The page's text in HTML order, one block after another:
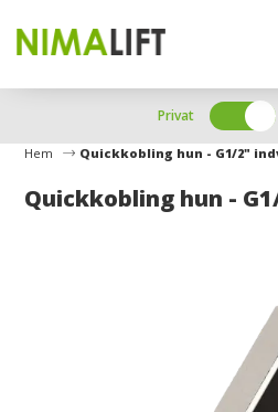
Privat
Hem Quickkobling hun - G1/2"
Quickkobling hun -